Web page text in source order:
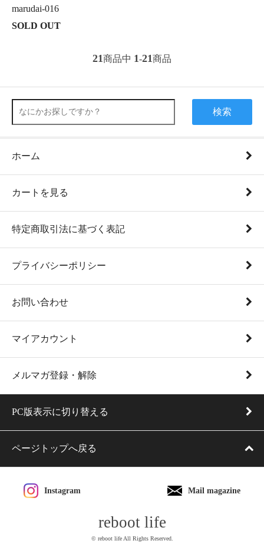
marudai-016
SOLD OUT
21商品中 1-21商品
検索
ホーム
カートを見る
特定商取引法に基づく表記
プライバシーポリシー
お問い合わせ
マイアカウント
メルマガ登録・解除
PC版表示に切り替える
ページトップへ戻る
Instagram Mail magazine
reboot life
© reboot life All Rights Reserved.